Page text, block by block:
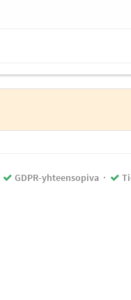
GDPR-yhteensopiva ·